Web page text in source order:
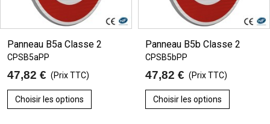
Panneau B5a Classe 2
CPSB5aPP
47,82 € (Prix TTC)
Choisir les options
Panneau B5b Classe 2
CPSB5bPP
47,82 € (Prix TTC)
Choisir les options